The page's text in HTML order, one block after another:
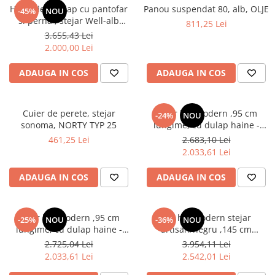
cuiere/mobila hol Rai casmir
Pantofare Hol
Set mobilier Hol modern cu
Seturi hol cuiere
Fotolii
Birouri
Canapele birou
Dulapuri birou/bibliorafturi
Mese birou
rafturi/etajere carti
Scaune Birou
Scaune conferinta-vizitator
-45% NOU
Hol/Cuier, dulap cu pantofar
si perna , stejar Well-alb
lucios , 110 cm lungime x 200
inaltime x 35 cm adancime,
Bortis
3.655,43 Lei
2.000,00 Lei
ADAUGA IN COS
Panou suspendat 80, alb, OLJE
811,25 Lei
ADAUGA IN COS
Cuier de perete, stejar
sonoma, NORTY TYP 25
461,25 Lei
ADAUGA IN COS
-24% NOU
Cuier hol modern ,95 cm
lungime, cu dulap haine -
oglinda, pantofar si panouri
tapitate stofa maro/ stejar
artisan cu negru , Bortis
2.683,10 Lei
2.033,61 Lei
ADAUGA IN COS
-25% NOU
Cuier hol modern ,95 cm
lungime, cu dulap haine -
oglinda, pantofar si panouri
tapitate stofa gri/ stejar
artisan cu negru , Bortis
2.725,04 Lei
2.033,61 Lei
-36% NOU
Set hol modern stejar
artisan/negru ,145 cm
lungime, cu dulap haine ,
pantofar si panouri tapitate
stofa crem, Bortis
3.954,11 Lei
2.542,01 Lei